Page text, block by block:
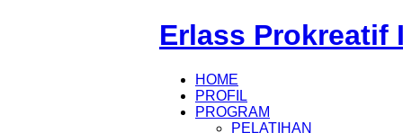
Erlass Prokreatif
HOME
PROFIL
PROGRAM
PELATIHAN